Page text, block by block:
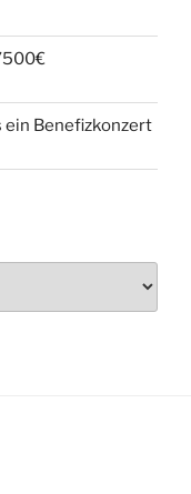
ein Benefizkonzert